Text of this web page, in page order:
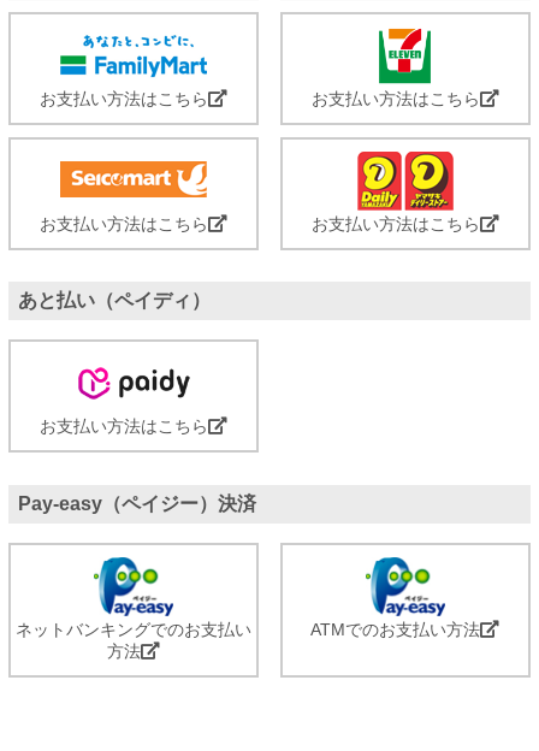
お支払い方法はこちら お支払い方法はこちら
お支払い方法はこちら お支払い方法はこちら
あと払い（ペイディ）
お支払い方法はこちら
Pay-easy（ペイジー）決済
ネットバンキングでのお支払い
方法
ATMでのお支払い方法